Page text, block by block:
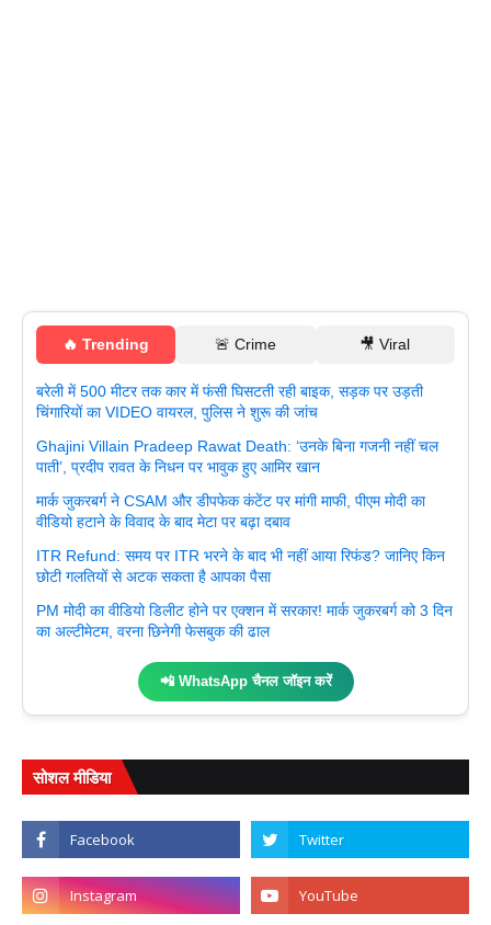
🔥 Trending 🚨 Crime 🎥 Viral
बरेली में 500 मीटर तक कार में फंसी घिसटती रही बाइक, सड़क पर उड़ती
चिंगारियों का VIDEO वायरल, पुलिस ने शुरू की जांच
Ghajini Villain Pradeep Rawat Death: ‘उनके बिना गजनी नहीं चल
पाती’, प्रदीप रावत के निधन पर भावुक हुए आमिर खान
मार्क जुकरबर्ग ने CSAM और डीपफेक कंटेंट पर मांगी माफी, पीएम मोदी का
वीडियो हटाने के विवाद के बाद मेटा पर बढ़ा दबाव
ITR Refund: समय पर ITR भरने के बाद भी नहीं आया रिफंड? जानिए किन
छोटी गलतियों से अटक सकता है आपका पैसा
PM मोदी का वीडियो डिलीट होने पर एक्शन में सरकार! मार्क जुकरबर्ग को 3 दिन
का अल्टीमेटम, वरना छिनेगी फेसबुक की ढाल
📲 WhatsApp चैनल जॉइन करें
सोशल मीडिया